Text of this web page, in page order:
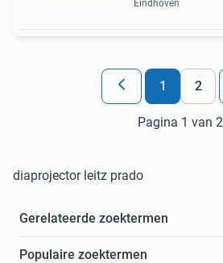
Eindhoven
1 2
Pagina 1 van 2
diaprojector leitz prado
Gerelateerde zoektermen
Populaire zoektermen